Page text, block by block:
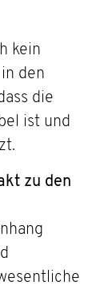
kein
den
die
ist und
zu den